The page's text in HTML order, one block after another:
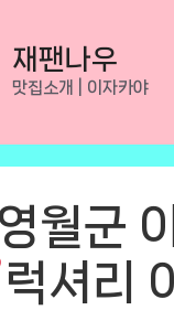
재팬나우
맛집소개 | 이자카야
월군
럭셔리